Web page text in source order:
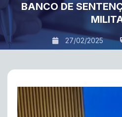
BANCO DE
27/02/2025